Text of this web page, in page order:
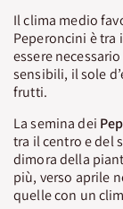
Il clima medio
Peperoncini è tra
essere
sensibili, il sole
frutti.
La semina dei
tra il centro e del
dimora della
più, verso aprile
quelle con un